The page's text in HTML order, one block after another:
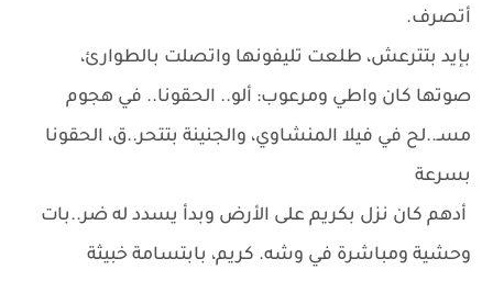
أتصرف.
بإيد بتترعش، طلعت تليفونها واتصلت بالطوارئ،
صوتها كان واطي ومرعوب: ألو.. الحقونا.. في هجوم
مسـ..لح في فيلا المنشاوي، والجنينة بتتحر..ق، الحقونا
بسرعة
أدهم كان نزل بكريم على الأرض وبدأ يسدد له ضر..بات
وحشية ومباشرة في وشه. كريم، بابتسامة خبيثة